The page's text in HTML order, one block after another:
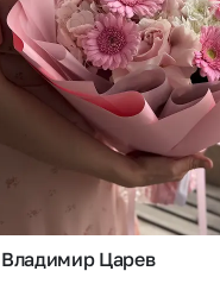
Владимир Царев